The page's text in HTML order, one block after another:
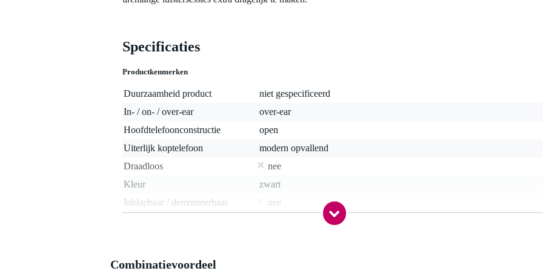
Specificaties
Productkenmerken
Duurzaamheid product
niet gespecificeerd
In- / on- / over-ear
over-ear
Hoofdtelefoonconstructie
open
Uiterlijk koptelefoon
modern opvallend
Draadloos
nee
Kleur
zwart
Inklapbaar / demonteerbaar
nee
Combinatievoordeel